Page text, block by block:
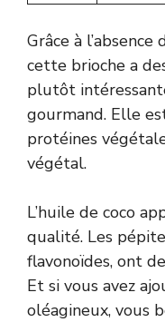
Grâce à
cette brioche a
plutôt
gourmand. Elle
protéines
végétal.
L’huile de coco
qualité. Les
flavonoïdes, ont
Et si vous avez
oléagineux, vous